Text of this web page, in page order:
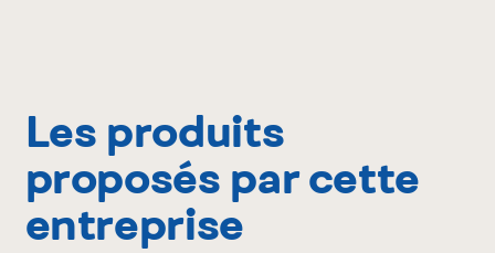
Les produits
proposés par cette
entreprise